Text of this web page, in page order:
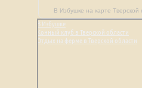
В Избушке на карте
В Избушке
Конный клуб в Тверской области
Отдых на ферме в Тверской области